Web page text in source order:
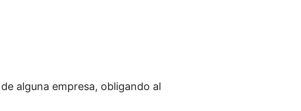
alguna empresa, obligando al